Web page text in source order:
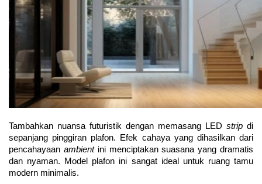
Tambahkan nuansa futuristik dengan memasang LED strip di
sepanjang pinggiran plafon. Efek cahaya yang dihasilkan dari
pencahayaan ambient ini menciptakan suasana yang dramatis
dan nyaman. Model plafon ini sangat ideal untuk ruang tamu
modern minimalis.